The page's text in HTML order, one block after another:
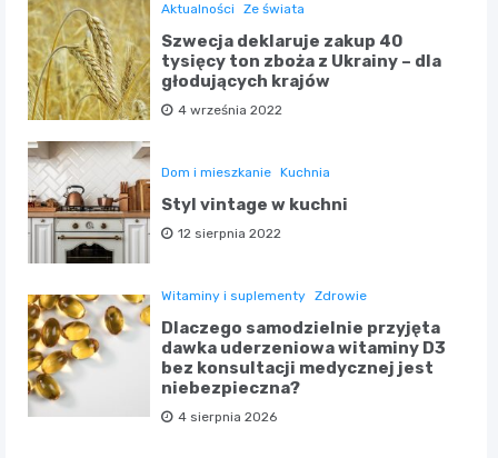
Aktualności Ze świata
Szwecja deklaruje zakup 40
tysięcy ton zboża z Ukrainy – dla
głodujących krajów
4 września 2022
Dom i mieszkanie Kuchnia
Styl vintage w kuchni
12 sierpnia 2022
Witaminy i suplementy Zdrowie
Dlaczego samodzielnie przyjęta
dawka uderzeniowa witaminy D3
bez konsultacji medycznej jest
niebezpieczna?
4 sierpnia 2026